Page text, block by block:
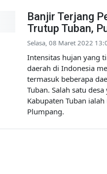
Banjir Terjang
Trutup Tuban,
Selasa, 08 Maret 2022
Intensitas hujan yang
daerah di Indonesia
termasuk beberapa
Tuban. Salah satu
Kabupaten Tuban
Plumpang.